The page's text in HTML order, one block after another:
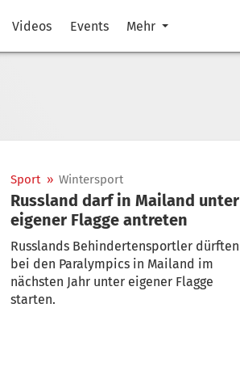
Videos Events Mehr
Sport » Wintersport
Russland darf in Mailand unter
eigener Flagge antreten
Russlands Behindertensportler dürften
bei den Paralympics in Mailand im
nächsten Jahr unter eigener Flagge
starten.